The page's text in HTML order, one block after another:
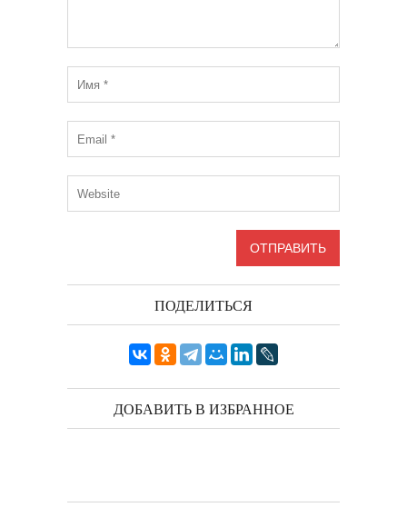
ПОДЕЛИТЬСЯ
ДОБАВИТЬ В ИЗБРАННОЕ